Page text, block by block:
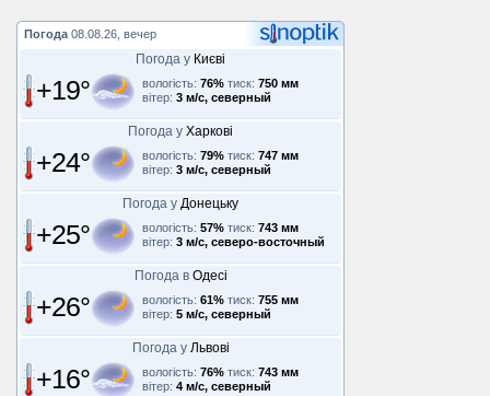
Погода 08.08.26, вечер
Погода у Києві
+19° вологість: 76% тиск: 750 мм
вітер: 3 м/с, северный
Погода у Харкові
+24° вологість: 79% тиск: 747 мм
вітер: 3 м/с, северный
Погода у Донецьку
+25° вологість: 57% тиск: 743 мм
вітер: 3 м/с, северо-восточный
Погода в Одесі
+26° вологість: 61% тиск: 755 мм
вітер: 5 м/с, северный
Погода у Львові
+16° вологість: 76% тиск: 743 мм
вітер: 4 м/с, северный